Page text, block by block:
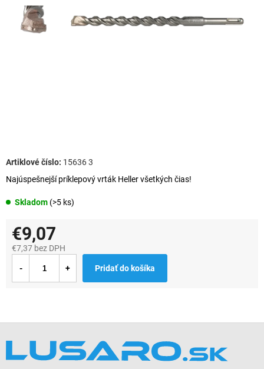
Skladom (>5 ks)
Najúspešnejší príklepový vrták Heller všetkých čias!
15636 3
€9,07
€7,37 bez DPH
cena:
Pridať do košíka